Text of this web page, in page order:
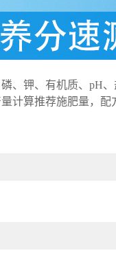
钾、有机质、pH
计算推荐施肥量，配